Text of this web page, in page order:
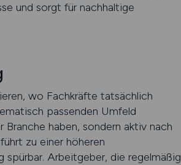
und sorgt für nachhaltige
wo Fachkräfte tatsächlich
passenden Umfeld
haben, sondern aktiv nach
zu einer höheren
Arbeitgeber, die regelmäßig